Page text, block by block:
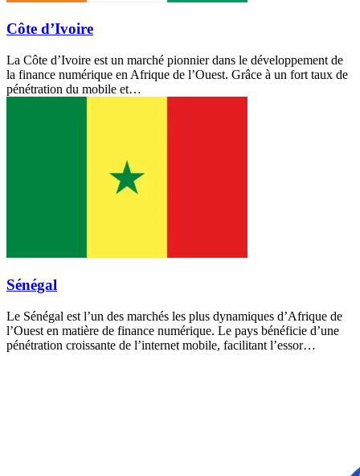
Côte d’Ivoire
La Côte d’Ivoire est un marché pionnier dans le développement de
la finance numérique en Afrique de l’Ouest. Grâce à un fort taux de
pénétration du mobile et…
Sénégal
Le Sénégal est l’un des marchés les plus dynamiques d’Afrique de
l’Ouest en matière de finance numérique. Le pays bénéficie d’une
pénétration croissante de l’internet mobile, facilitant l’essor…